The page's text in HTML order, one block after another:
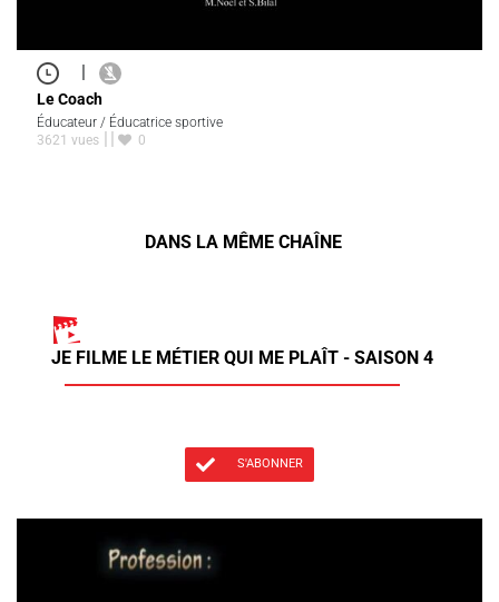
|
Le Coach
Éducateur / Éducatrice sportive
3621 vues
0
DANS LA MÊME CHAÎNE
JE FILME LE MÉTIER QUI ME PLAÎT - SAISON 4
S'ABONNER